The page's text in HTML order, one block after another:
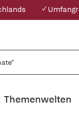
✓
Themenwelten